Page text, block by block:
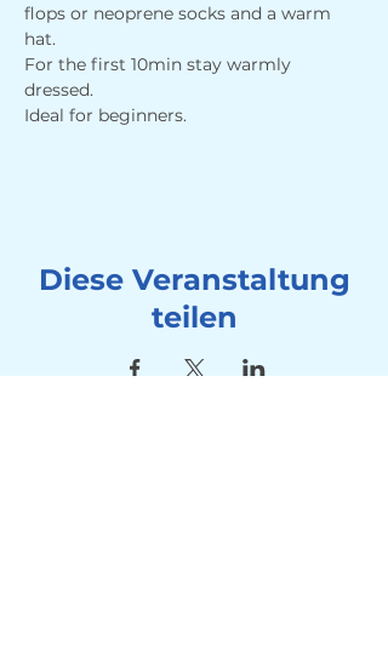
flops or neoprene socks and a warm
hat.
For the first 10min stay warmly
dressed.
Ideal for beginners.
Diese Veranstaltung
teilen